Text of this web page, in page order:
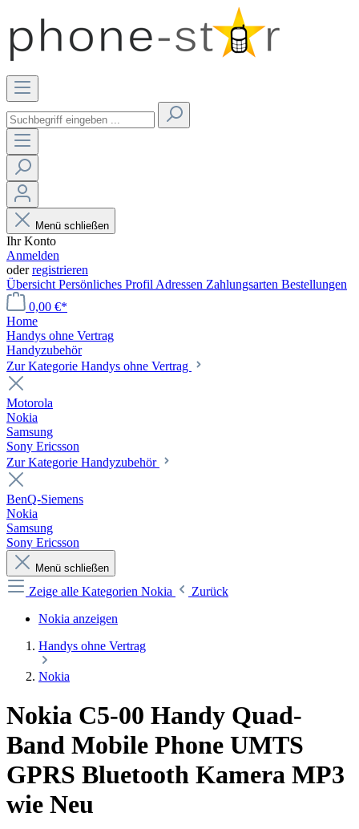
Menü schließen
Ihr Konto
Anmelden
oderregistrieren
Übersicht Persönliches Profil Adressen Zahlungsarten Bestellungen
0,00 €*
Home
Handys ohne Vertrag
Handyzubehör
Zur Kategorie Handys ohne Vertrag
Motorola
Nokia
Samsung
Sony Ericsson
Zur Kategorie Handyzubehör
BenQ-Siemens
Nokia
Samsung
Sony Ericsson
Menü schließen
Zeige alle Kategorien Nokia
Zurück
Nokia anzeigen
Handys ohne Vertrag
Nokia
Nokia C5-00 Handy Quad-
Band Mobile Phone UMTS
GPRS Bluetooth Kamera MP3
wie Neu